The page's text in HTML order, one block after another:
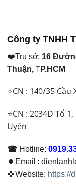
Công ty TNHH
❤️Trụ sở: 16
Thuận, TP.HCM
⭐CN : 140/35 Cầu
⭐CN : 2034D Tổ
Uyên
☎ Hotline:
🍀Email :
🍀Website: https://